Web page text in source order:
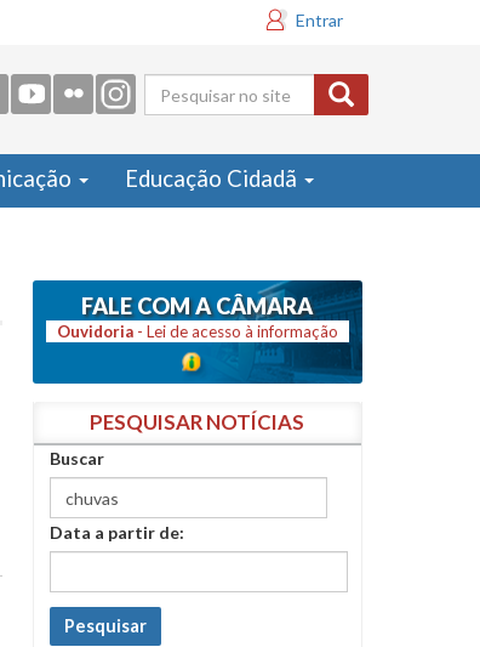
Entrar
Formulário
de busca
Educação Cidadã
FALE COM A CÂMARA
Ouvidoria- Lei de acesso à informação
PESQUISAR NOTÍCIAS
Buscar
Data a partir de:
Pesquisar